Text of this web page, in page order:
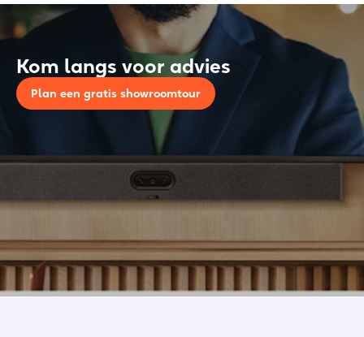
Kom langs voor advies
Plan een gratis showroomtour